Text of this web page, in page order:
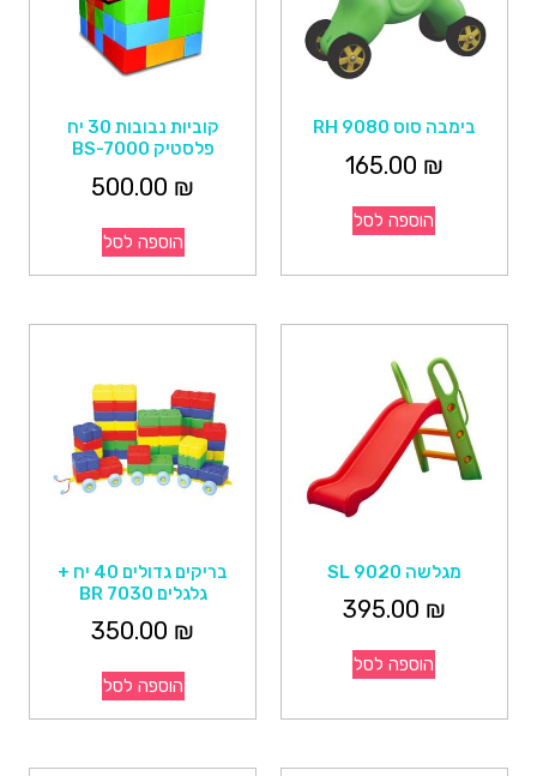
בימבה סוס RH 9080
165.00 ₪
הוספה לסל
קוביות נבובות 30 יח
פלסטיק BS-7000
500.00 ₪
הוספה לסל
מגלשה SL 9020
395.00 ₪
הוספה לסל
בריקים גדולים 40 יח +
גלגלים BR 7030
350.00 ₪
הוספה לסל